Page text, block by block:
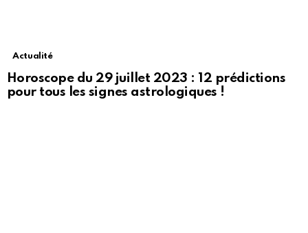
Actualité
Horoscope du 29 juillet 2023 : 12 prédictions
pour tous les signes astrologiques !